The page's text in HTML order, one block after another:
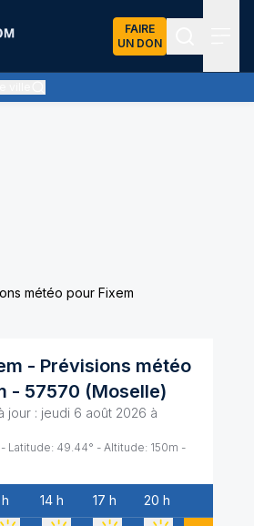
FAIRE
UN DON
- le soleil domine largement
météo pour Fixem
- Prévisions météo
- 57570 (Moselle)
jour : jeudi 6 août 2026 à
- Latitude: 49.44° - Altitude: 150m -
h 14 h 17 h 20 h